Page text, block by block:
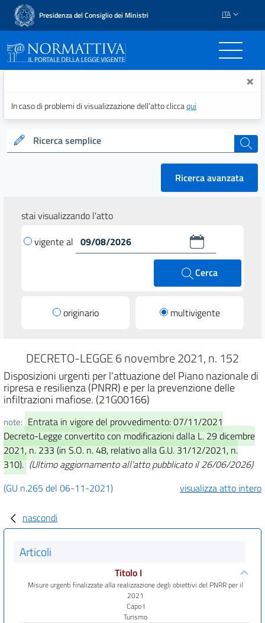
Presidenza del Consiglio dei Ministri ITA
Normattiva - Il portale ×
In caso di problemi di visualizzazione dell’atto cliccaqui
Ricerca semplice cerca
Ricerca avanzata
stai visualizzando l'atto
vigente al
Cerca
originario multivigente
DECRETO-LEGGE 6 novembre 2021, n. 152
Disposizioni urgenti per l'attuazione del Piano nazionale di
ripresa e resilienza (PNRR) e per la prevenzione delle
infiltrazioni mafiose. (21G00166)
note: Entrata in vigore del provvedimento: 07/11/2021
Decreto-Legge convertito con modificazioni dalla L. 29 dicembre
2021, n. 233 (in S.O. n. 48, relativo alla G.U. 31/12/2021, n.
310). (Ultimo aggiornamento all'atto pubblicato il 26/06/2026)
(GU n.265 del 06-11-2021)
visualizza atto intero
nascondi
Articoli
Titolo I
Misure urgenti finalizzate alla realizzazione degli obiettivi del PNRR per il
2021
Capo I
Turismo